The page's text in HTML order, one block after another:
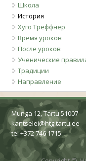
Школа
История
Хуго Треффнер
Время уроков
После уроков
Ученические
Традиции
Направление
Munga 12, Tartu 51007
kantselei@htg.tartu.ee
tel +372 746 1715